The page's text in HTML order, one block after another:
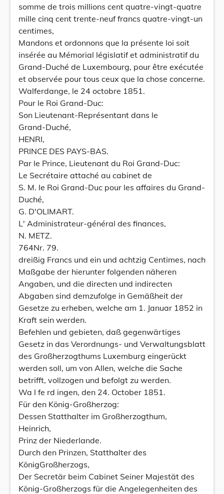
somme de trois millions cent quatre-vingt-quatre
mille cinq cent trente-neuf francs quatre-vingt-un
centimes,
Mandons et ordonnons que la présente loi soit
insérée au Mémorial législatif et administratif du
Grand-Duché de Luxembourg, pour être exécutée
et observée pour tous ceux que la chose concerne.
Walferdange, le 24 octobre 1851.
Pour le Roi Grand-Duc:
Son Lieutenant-Représentant dans le
Grand-Duché,
HENRI,
PRINCE DES PAYS-BAS.
Par le Prince, Lieutenant du Roi Grand-Duc:
Le Secrétaire attaché au cabinet de
S. M. le Roi Grand-Duc pour les affaires du Grand-
Duché,
G. D'OLIMART.
L' Administrateur-général des finances,
N. METZ.
764Nr. 79.
dreißig Francs und ein und achtzig Centimes, nach
Maßgabe der hierunter folgenden näheren
Angaben, und die directen und indirecten
Abgaben sind demzufolge in Gemäßheit der
Gesetze zu erheben, welche am 1. Januar 1852 in
Kraft sein werden.
Befehlen und gebieten, daß gegenwärtiges
Gesetz in das Verordnungs- und Verwaltungsblatt
des Großherzogthums Luxemburg eingerückt
werden soll, um von Allen, welche die Sache
betrifft, vollzogen und befolgt zu werden.
Wa l fe rd ingen, den 24. October 1851.
Für den König-Großherzog:
Dessen Statthalter im Großherzogthum,
Heinrich,
Prinz der Niederlande.
Durch den Prinzen, Statthalter des
KönigGroßherzogs,
Der Secretär beim Cabinet Seiner Majestät des
König-Großherzogs für die Angelegenheiten des